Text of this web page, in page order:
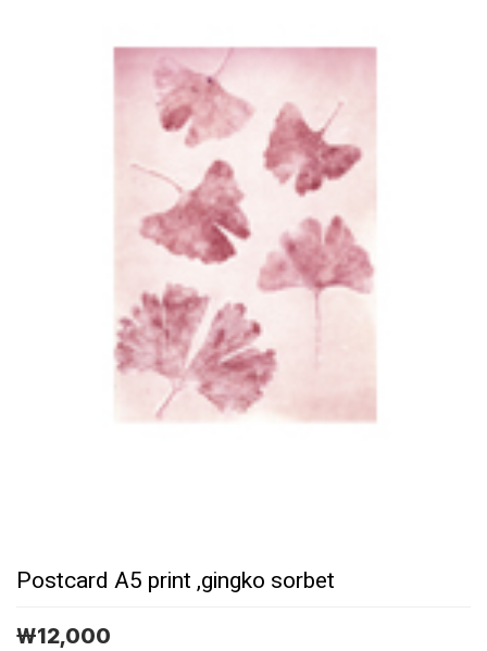
Postcard A5 print ,gingko sorbet
￦12,000